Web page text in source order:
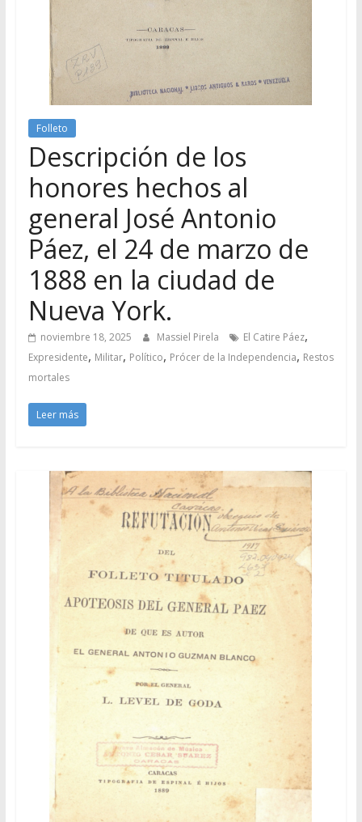
Folleto
Descripción de los
honores hechos al
general José Antonio
Páez, el 24 de marzo de
1888 en la ciudad de
Nueva York.
noviembre 18, 2025 Massiel Pirela El Catire Páez,
Expresidente, Militar, Político, Prócer de la Independencia, Restos
mortales
Leer más